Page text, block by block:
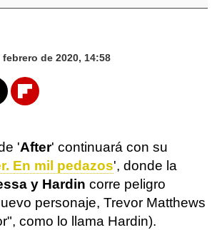
febrero de 2020, 14:58
Flipboard
'After' continuará con su
En mil pedazos', donde la
y Hardin corre peligro
personaje, Trevor Matthews
como lo llama Hardin).